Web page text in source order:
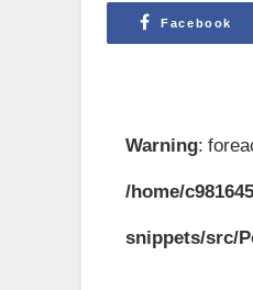
Facebook
Warning:
/home/
snippets/src/